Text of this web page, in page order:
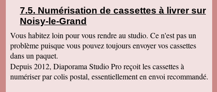
Numérisation de cassettes à livrer sur
Noisy-le-Grand
Vous habitez loin pour vous rendre au studio. Ce n'est pas un
problème puisque vous pouvez toujours envoyer vos cassettes
dans un paquet.
Depuis 2012, Diaporama Studio Pro reçoit les cassettes à
numériser par colis postal, essentiellement en envoi recommandé.